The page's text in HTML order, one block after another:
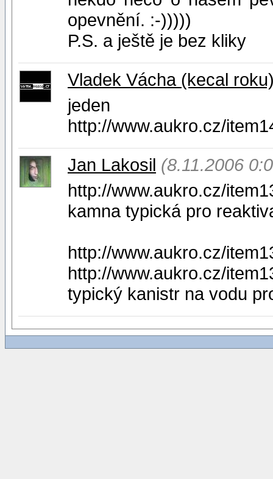
opevnění. :-)))))
P.S. a ještě je bez kliky
Vladek Vácha (kecal
jeden
http://www.aukro.cz/
Jan Lakosil (8.11.2006
http://www.aukro.cz/
kamna typická pro
http://www.aukro.cz/
http://www.aukro.cz/
typický kanistr na vodu